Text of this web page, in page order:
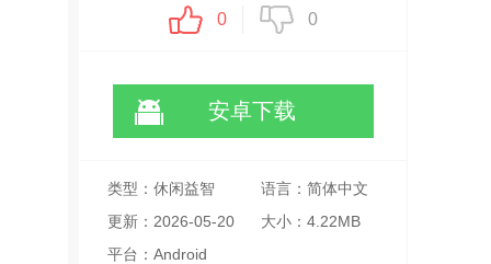
0 0
安卓下载
类型：休闲益智
语言：简体中文
更新：2026-05-20
20:52:25
大小：4.22MB
平台：Android